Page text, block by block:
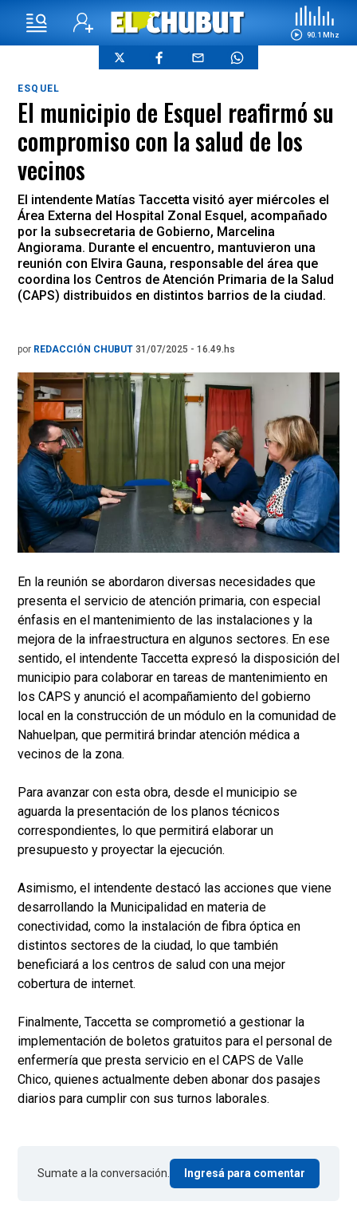
90.1 Mhz
ESQUEL
El municipio de Esquel reafirmó su
compromiso con la salud de los
vecinos
El intendente Matías Taccetta visitó ayer miércoles el
Área Externa del Hospital Zonal Esquel, acompañado
por la subsecretaria de Gobierno, Marcelina
Angiorama. Durante el encuentro, mantuvieron una
reunión con Elvira Gauna, responsable del área que
coordina los Centros de Atención Primaria de la Salud
(CAPS) distribuidos en distintos barrios de la ciudad.
por REDACCIÓN CHUBUT 31/07/2025 - 16.49.hs
En la reunión se abordaron diversas necesidades que
presenta el servicio de atención primaria, con especial
énfasis en el mantenimiento de las instalaciones y la
mejora de la infraestructura en algunos sectores. En ese
sentido, el intendente Taccetta expresó la disposición del
municipio para colaborar en tareas de mantenimiento en
los CAPS y anunció el acompañamiento del gobierno
local en la construcción de un módulo en la comunidad de
Nahuelpan, que permitirá brindar atención médica a
vecinos de la zona.
Para avanzar con esta obra, desde el municipio se
aguarda la presentación de los planos técnicos
correspondientes, lo que permitirá elaborar un
presupuesto y proyectar la ejecución.
Asimismo, el intendente destacó las acciones que viene
desarrollando la Municipalidad en materia de
conectividad, como la instalación de fibra óptica en
distintos sectores de la ciudad, lo que también
beneficiará a los centros de salud con una mejor
cobertura de internet.
Finalmente, Taccetta se comprometió a gestionar la
implementación de boletos gratuitos para el personal de
enfermería que presta servicio en el CAPS de Valle
Chico, quienes actualmente deben abonar dos pasajes
diarios para cumplir con sus turnos laborales.
Sumate a la conversación. Ingresá para comentar